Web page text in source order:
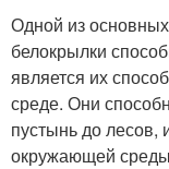
Одной из
белокрылки
является их
среде. Они
пустынь до лесов,
окружающей